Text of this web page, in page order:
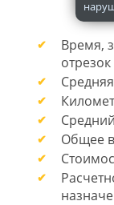
Время,
отрезок
Общее